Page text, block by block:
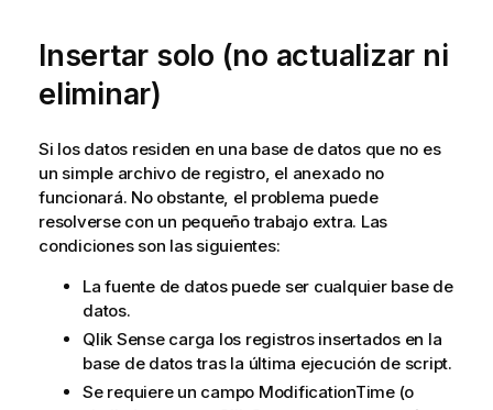
Insertar solo (no actualizar ni
eliminar)
Si los datos residen en una base de datos que no es
un simple archivo de registro, el anexado no
funcionará. No obstante, el problema puede
resolverse con un pequeño trabajo extra. Las
condiciones son las siguientes:
La fuente de datos puede ser cualquier base de
datos.
Qlik Sensecarga los registros insertados en la
base de datos tras la última ejecución de script.
Se requiere un campo ModificationTime(o